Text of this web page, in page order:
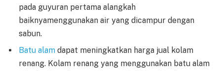
pada guyuran pertama alangkah
baiknyamenggunakan air yang dicampur dengan
sabun.
Batu alam dapat meningkatkan harga jual kolam
renang. Kolam renang yang menggunakan batu alam